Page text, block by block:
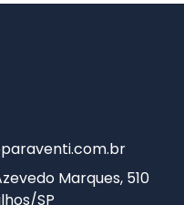
Marques, 510
SP​